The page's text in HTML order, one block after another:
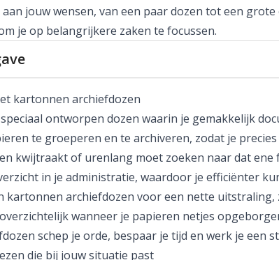
jouw wensen, van een paardozen tot een grote
je op belangrijkere zaken te focussen.
kartonnen archiefdozen
ontworpen dozen waarin je gemakkelijk
te groeperen en te archiveren, zodat je
kwijtraakt of urenlang moet zoeken naar dat
in je administratie, waardoor je efficiënter
kartonnen archiefdozen voor een nette
wanneer je papieren netjes
schep je orde, bespaar je tijd en werk je een
die bij jouw situatie past